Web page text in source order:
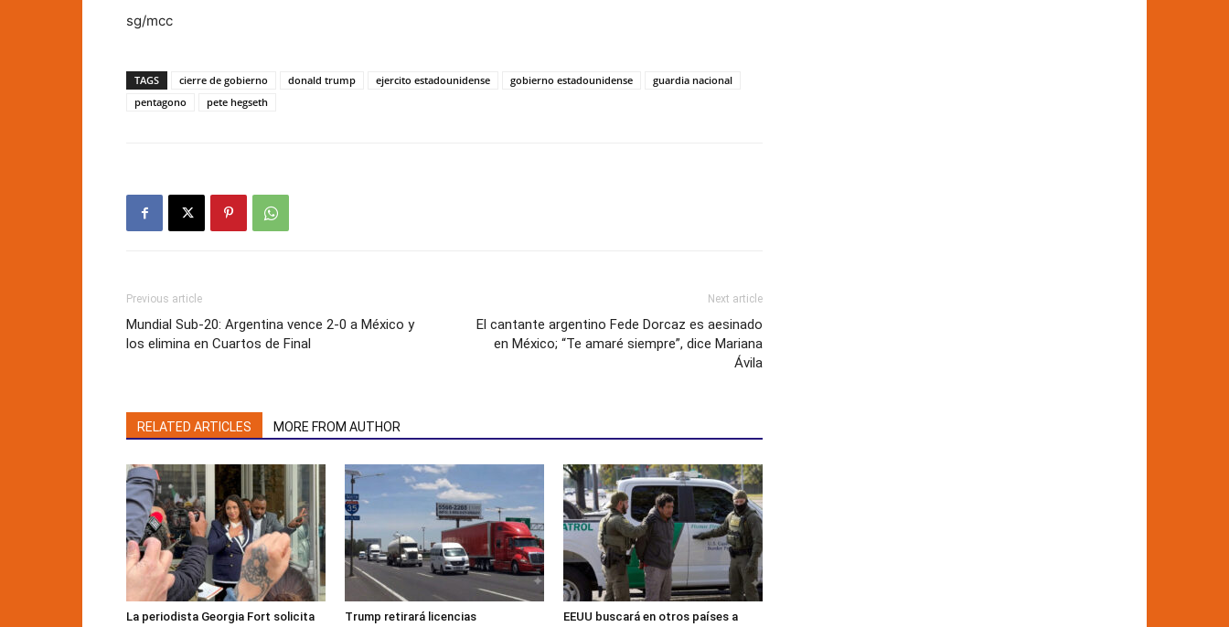
sg/mcc
TAGS cierre de gobierno donald trump ejercito estadounidense gobierno estadounidense
guardia nacional
pentagono
pete hegseth
Previous article
Mundial Sub-20: Argentina vence 2-0 a México y
los elimina en Cuartos de Final
Next article
El cantante argentino Fede Dorcaz es aesinado
en México; “Te amaré siempre”, dice Mariana
Ávila
RELATED ARTICLES MORE FROM AUTHOR
La periodista Georgia Fort solicita
Trump retirará licencias
EEUU buscará en otros países a